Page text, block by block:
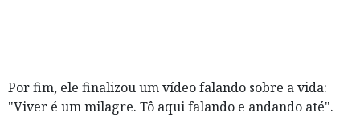
Por fim, ele finalizou um vídeo falando sobre a vida:
"Viver é um milagre. Tô aqui falando e andando até".